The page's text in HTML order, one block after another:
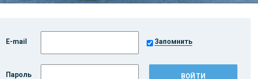
E-mail Запомнить
Пароль